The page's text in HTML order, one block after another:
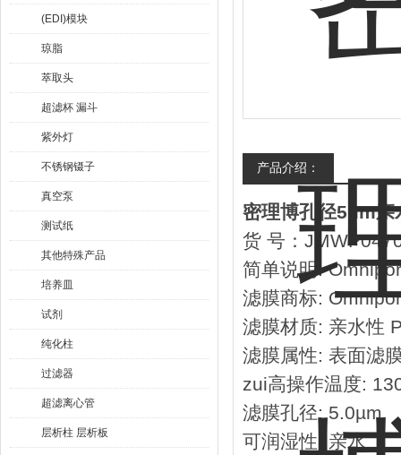
(EDI)模块
琼脂
萃取头
超滤杯 漏斗
紫外灯
不锈钢镊子
真空泵
测试纸
其他特殊产品
培养皿
试剂
纯化柱
过滤器
超滤离心管
层析柱 层析板
产品介绍：
密理博孔径5um亲
货 号：
简单说明:
滤膜商标:
滤膜材质: 亲水性
滤膜属性: 表面滤
zui高操作温度:
滤膜孔径: 5.0µm
可润湿性: 亲水